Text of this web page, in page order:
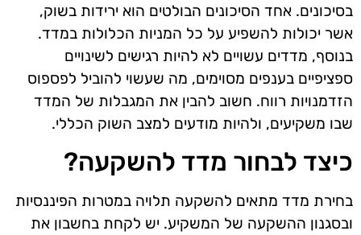
בסיכונים. אחד הסיכונים הבולטים הוא ירידות בשוק,
אשר יכולות להשפיע על כל המניות הכלולות במדד.
בנוסף, מדדים עשויים לא להיות רגישים לשינויים
ספציפיים בענפים מסוימים, מה שעשוי להוביל לפספוס
הזדמנויות רווח. חשוב להבין את המגבלות של המדד
שבו משקיעים, ולהיות מודעים למצב השוק הכללי.
כיצד לבחור מדד להשקעה?
בחירת מדד מתאים להשקעה תלויה במטרות הפיננסיות
ובסגנון ההשקעה של המשקיע. יש לקחת בחשבון את